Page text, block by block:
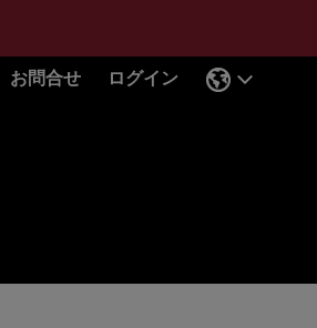
お問合せ ログイン